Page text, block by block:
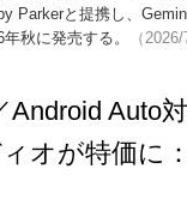
Parkerと提携し、
秋に発売する。
（
Android Auto
オが特価に